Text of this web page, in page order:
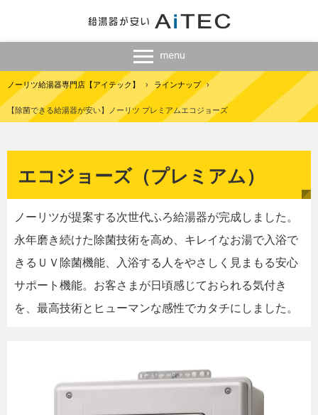
ノーリツ給湯器専門店【アイテック】 › ラインナップ ›
【除菌できる給湯器が安い】ノーリツ プレミアムエコジョーズ
エコジョーズ（プレミアム）
ノーリツが提案する次世代ふろ給湯器が完成しました。
永年磨き続けた除菌技術を高め、キレイなお湯で入浴で
きるＵＶ除菌機能、入浴する人をやさしく見まもる安心
サポート機能。お客さまが日頃感じておられる気付き
を、最高技術とヒューマンな感性でカタチにしました。